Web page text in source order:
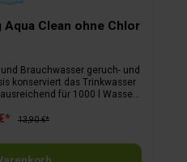
Clean ohne Chlor
geruch- und
für 1000 l Wasser
13,90 €*